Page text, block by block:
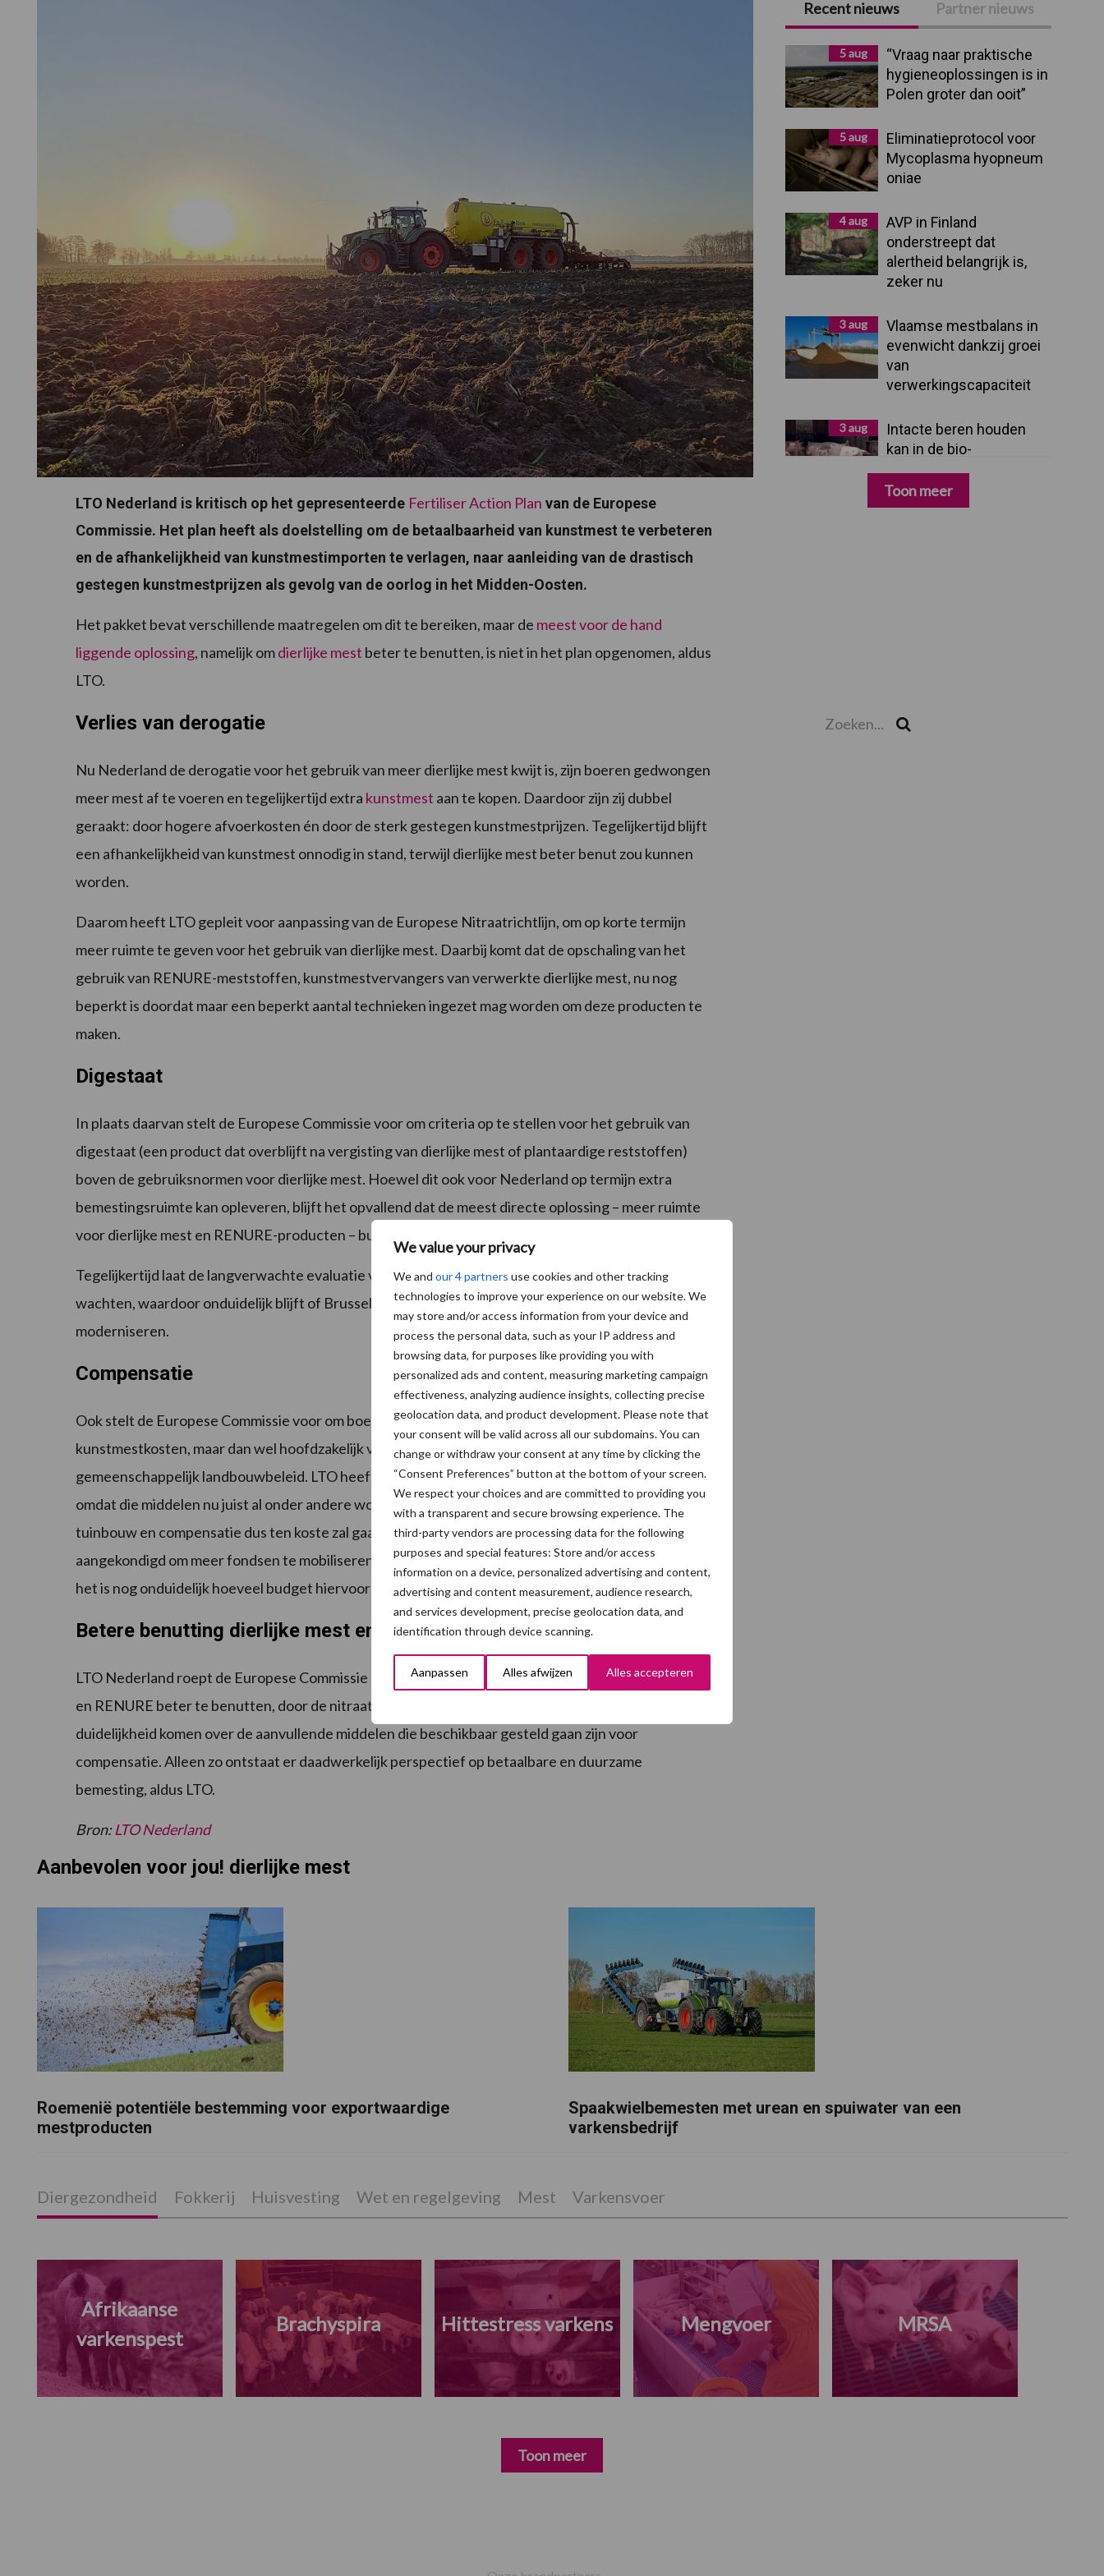
We value your privacy
We and our 4 partners use cookies and other tracking
technologies to improve your experience on our website. We
may store and/or access information from your device and
process the personal data, such as your IP address and
browsing data, for purposes like providing you with
personalized ads and content, measuring marketing campaign
effectiveness, analyzing audience insights, collecting precise
geolocation data, and product development. Please note that
your consent will be valid across all our subdomains. You can
change or withdraw your consent at any time by clicking the
“Consent Preferences” button at the bottom of your screen.
We respect your choices and are committed to providing you
with a transparent and secure browsing experience. The
third-party vendors are processing data for the following
purposes and special features: Store and/or access
information on a device, personalized advertising and content,
advertising and content measurement, audience research,
and services development, precise geolocation data, and
identification through device scanning.
Aanpassen Alles afwijzen Alles accepteren
LTO Nederland is kritisch op het gepresenteerde Fertiliser Action Plan van de Europese
Commissie. Het plan heeft als doelstelling om de betaalbaarheid van kunstmest te verbeteren
en de afhankelijkheid van kunstmestimporten te verlagen, naar aanleiding van de drastisch
gestegen kunstmestprijzen als gevolg van de oorlog in het Midden-Oosten.
Het pakket bevat verschillende maatregelen om dit te bereiken, maar de meest voor de hand
liggende oplossing, namelijk omdierlijke mest beter te benutten, is niet in het plan opgenomen, aldus
LTO.
Verlies van derogatie
Nu Nederland de derogatie voor het gebruik van meer dierlijke mest kwijt is, zijn boeren gedwongen
meer mest af te voeren en tegelijkertijd extra kunstmest aan te kopen. Daardoor zijn zij dubbel
geraakt: door hogere afvoerkosten én door de sterk gestegen kunstmestprijzen. Tegelijkertijd blijft
een afhankelijkheid van kunstmest onnodig in stand, terwijl dierlijke mest beter benut zou kunnen
worden.
Daarom heeft LTO gepleit voor aanpassing van de Europese Nitraatrichtlijn, om op korte termijn
meer ruimte te geven voor het gebruik van dierlijke mest. Daarbij komt dat de opschaling van het
gebruik van RENURE-meststoffen, kunstmestvervangers van verwerkte dierlijke mest, nu nog
beperkt is doordat maar een beperkt aantal technieken ingezet mag worden om deze producten te
maken.
Digestaat
In plaats daarvan stelt de Europese Commissie voor om criteria op te stellen voor het gebruik van
digestaat (een product dat overblijft na vergisting van dierlijke mest of plantaardige reststoffen)
boven de gebruiksnormen voor dierlijke mest. Hoewel dit ook voor Nederland op termijn extra
bemestingsruimte kan opleveren, blijft het opvallend dat de meest directe oplossing – meer ruimte
voor dierlijke mest en RENURE-producten – buiten beschouwing blijft.
Tegelijkertijd laat de langverwachte evaluatie van de Europese Nitraatrichtlijn nog altijd op zich
wachten, waardoor onduidelijk blijft of Brussel bereid is de huidige mestregels daadwerkelijk te
moderniseren.
Compensatie
Ook stelt de Europese Commissie voor om boeren te compenseren voor de gestegen
kunstmestkosten, maar dan wel hoofdzakelijk vanuit al bestaande budgetten van het
gemeenschappelijk landbouwbeleid. LTO heeft lage verwachtingen bij de effectiviteit hiervan,
omdat die middelen nu juist al onder andere worden ingezet voor
van de land- en
tuinbouw en compensatie dus ten koste zal gaan van deze maatregelen. Er is daarnaast wel
aangekondigd om meer fondsen te mobiliseren voor een EU-crisisreserve voor de landbouw, maar
het is nog onduidelijk hoeveel budget hiervoor vrijgemaakt zal zijn.
Betere benutting dierlijke mest en RENURE
LTO Nederland roept de Europese Commissie op om alsnog maatregelen te nemen om dierlijke mest
en RENURE beter te benutten, door de nitraatrichtlijn hierop aan te passen. Daarnaast moet snel
duidelijkheid komen over de aanvullende middelen die beschikbaar gesteld gaan zijn voor
compensatie. Alleen zo ontstaat er daadwerkelijk perspectief op betaalbare en duurzame
bemesting, aldus LTO.
Bron:LTO Nederland
Primaire
Sidebar
Recent nieuws Partner nieuws
5 aug
“Vraag naar praktische
hygieneoplossingen is in
Polen groter dan ooit”
5 aug
Eliminatieprotocol voor
Mycoplasma hyopneum
oniae
4 aug
AVP in Finland
onderstreept dat
alertheid belangrijk is,
zeker nu
3 aug
Vlaamse mestbalans in
evenwicht dankzij groei
van
verwerkingscapaciteit
3 aug
Intacte beren houden
kan in de bio-
varkenshouderij, maar
dan moet alles kloppen
Toon meer
Aanbevolen voor jou! dierlijke mest
Roemenië potentiële bestemming voor exportwaardige
mestproducten
Spaakwielbemesten met urean en spuiwater van een
varkensbedrijf
Diergezondheid Fokkerij Huisvesting Wet en regelgeving Mest Varkensvoer
Afrikaanse
varkenspest
Brachyspira Hittestress varkens Mengvoer MRSA
Toon meer